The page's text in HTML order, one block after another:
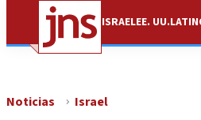
ISRAELEE. UU.
Noticias Israel